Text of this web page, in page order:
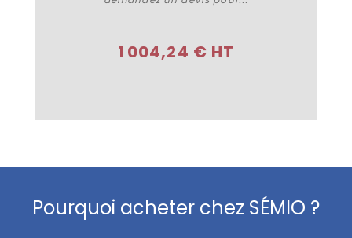
1 004,24 € HT
Pourquoi acheter chez SÉMIO ?